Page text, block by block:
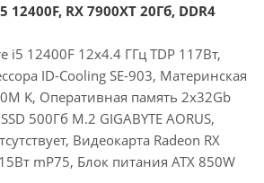
RX 7900XT 20Гб, DDR4
i5 12400F 12x4.4 ГГц TDP 117Вт,
ID-Cooling SE-903, Материнская
K, Оперативная память 2x32Gb
500Гб M.2 GIGABYTE AORUS,
Видеокарта Radeon RX
mP75, Блок питания ATX 850W